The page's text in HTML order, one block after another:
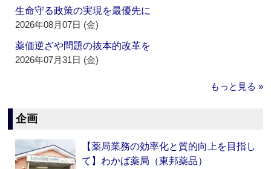
生命守る政策の実現を最優先に
2026年08月07日 (金)
薬価逆ざや問題の抜本的改革を
2026年07月31日 (金)
もっと見る »
企画
【薬局業務の効率化と質的向上を目指し
て】わかば薬局（東邦薬品）